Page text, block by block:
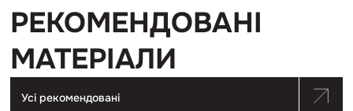
РЕКОМЕНДОВАНІ
МАТЕРІАЛИ
Усі рекомендовані